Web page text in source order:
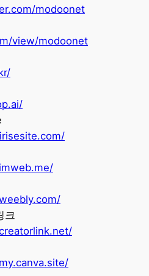
modoonet
view/modoonet
크